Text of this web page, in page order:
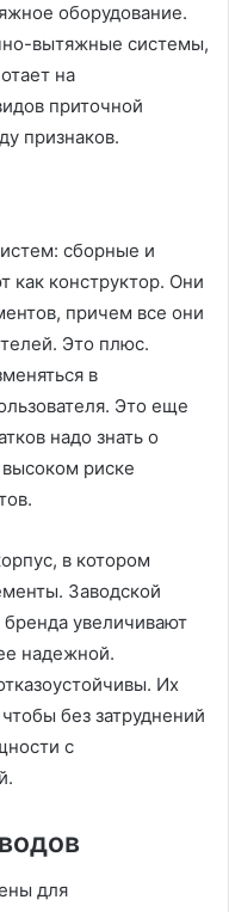
оборудование.
вытяжные системы,
на
приточной
признаков.
сборные и
как конструктор. Они
причем все они
Это плюс.
в
Это еще
надо знать о
риске
в котором
Заводской
увеличивают
надежной.
Их
без затруднений
с
для